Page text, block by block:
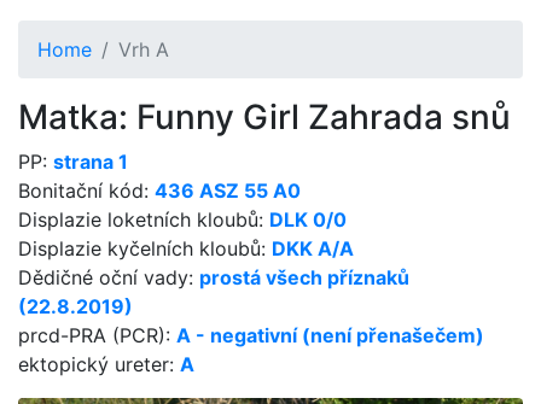
Home Vrh A
Matka: Funny Girl Zahrada snů
PP: strana 1
Bonitační kód: 436 ASZ 55 A0
Displazie loketních kloubů: DLK 0/0
Displazie kyčelních kloubů: DKK A/A
Dědičné oční vady: prostá všech příznaků
(22.8.2019)
prcd-PRA (PCR): A - negativní (není přenašečem)
ektopický ureter: A